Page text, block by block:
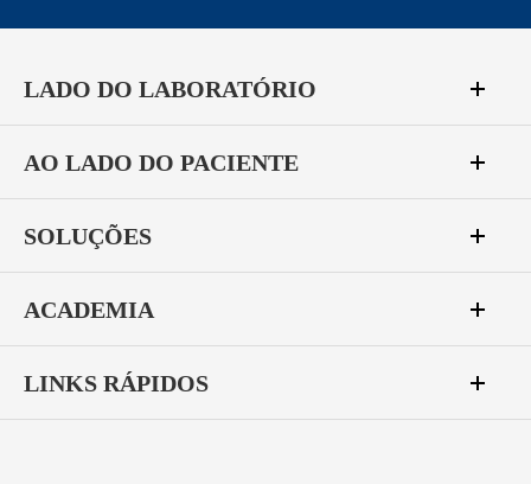
LADO DO LABORATÓRIO
AO LADO DO PACIENTE
SOLUÇÕES
ACADEMIA
LINKS RÁPIDOS